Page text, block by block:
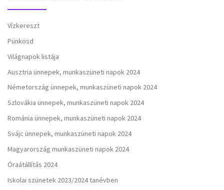
Vízkereszt
Pünkösd
Világnapok listája
Ausztria ünnepek, munkaszüneti napok 2024
Németország ünnepek, munkaszüneti napok 2024
Szlovákia ünnepek, munkaszüneti napok 2024
Románia ünnepek, munkaszüneti napok 2024
Svájc ünnepek, munkaszüneti napok 2024
Magyarország munkaszüneti napok 2024
Óraátállítás 2024
Iskolai szünetek 2023/2024 tanévben